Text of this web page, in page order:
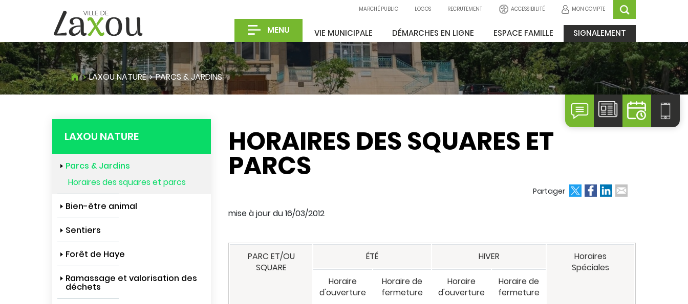
MARCHÉ PUBLIC LOGOS RECRUTEMENT ACCESSIBILITÉ MON COMPTE
MENU VIE MUNICIPALE DÉMARCHES EN LIGNE ESPACE FAMILLE SIGNALEMENT
LAXOU NATURE PARCS & JARDINS
HORAIRES DES SQUARES ET
PARCS
Partager
mise à jour du 16/03/2012
PARC ET/OU
SQUARE
ÉTÉ HIVER
Horaires
Spéciales
Horaire
d'ouverture
Horaire de
fermeture
Horaire
d'ouverture
Horaire de
fermeture
LAXOU NATURE
Parcs & Jardins
Horaires des squares et parcs
Bien-être animal
Sentiers
Forêt de Haye
Ramassage et valorisation des
déchets